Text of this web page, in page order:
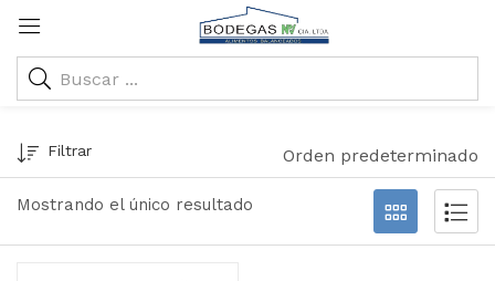
Mostrando el único resultado
Filtrar Orden predeterminado